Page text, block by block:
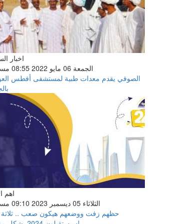
اخبار
الجمعة 06 مايو 2022 08:55 مساءً
الصوفي يقدم معدات طبية لمستشفى أفطس
اهم
الثلاثاء 05 ديسمبر 2023 09:10 مساءً
حظهم زفت ووضعهم هيكون صعب .. ثلاثة